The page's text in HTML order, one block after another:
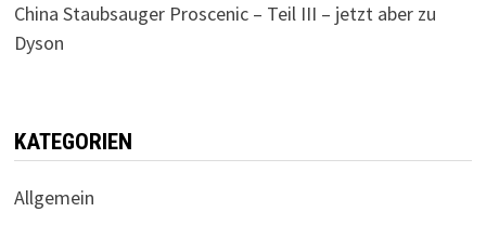
China Staubsauger Proscenic – Teil III – jetzt aber zu
Dyson
KATEGORIEN
Allgemein